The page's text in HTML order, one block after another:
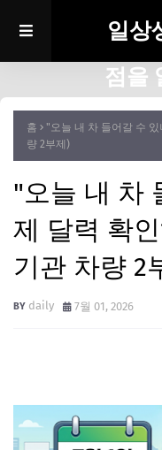
일상
점을
홈
"오늘 내 차 들어갈 수
량 2부제)
"오늘 내 차
제 달력 확
기관 차량 2
daily 7월 01, 2026